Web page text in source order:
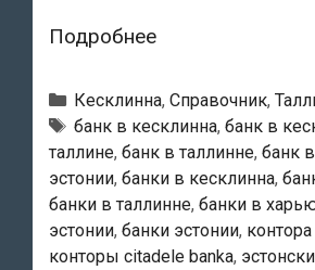
ПодробнееCitadele
Eesti
filiaal
—
Peakontor
Рубрики
Кесклинна, Справочник,
Тэги
банк в кесклинна, банк в
таллине, банк в таллинне, банк
эстонии, банки в кесклинна,
банки в таллинне, банки в
эстонии, банки эстонии,
конторы citadele banka,